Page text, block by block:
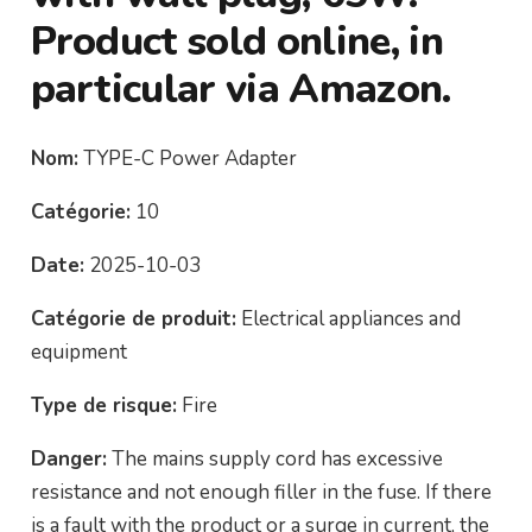
Product sold online, in
particular via Amazon.
Nom: TYPE-C Power Adapter
Catégorie: 10
Date: 2025-10-03
Catégorie de produit: Electrical appliances and
equipment
Type de risque: Fire
Danger: The mains supply cord has excessive
resistance and not enough filler in the fuse. If there
is a fault with the product or a surge in current, the